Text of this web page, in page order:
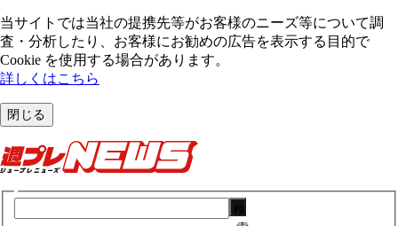
当サイトでは当社の提携先等がお客様のニーズ等について調
査・分析したり、お客様にお勧めの広告を表⽰する⽬的で
Cookie を使⽤する場合があります。
詳しくはこちら
閉じる